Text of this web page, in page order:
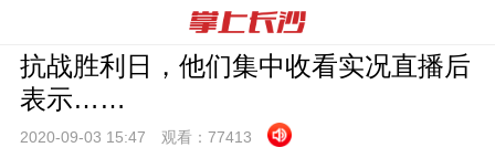
抗战胜利日，他们集中收看实况直播后
表示……
2020-09-03 15:47 观看： 77413